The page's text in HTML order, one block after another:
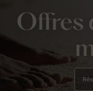
Offres